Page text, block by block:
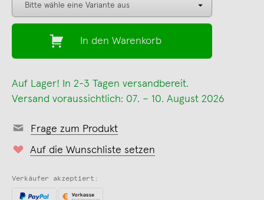
In den Warenkorb
Auf Lager! In 2-3 Tagen versandbereit.
Versand voraussichtlich: 07. – 10. August 2026
Frage zum Produkt
Auf die Wunschliste setzen
Verkäufer akzeptiert: